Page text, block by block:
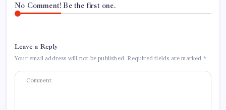
No Comment! Be the first one.
Leave a Reply
Your email address will not be published. Required fields are marked *